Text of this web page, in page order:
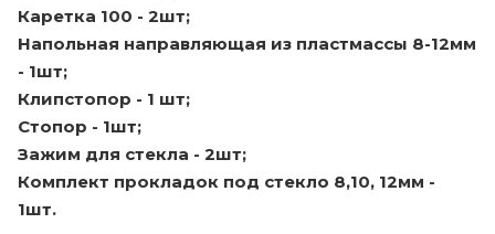
Каретка 100 - 2шт;
Напольная направляющая из пластмассы 8-12мм
- 1шт;
Клипстопор - 1 шт;
Стопор - 1шт;
Зажим для стекла - 2шт;
Комплект прокладок под стекло 8,10, 12мм -
1шт.